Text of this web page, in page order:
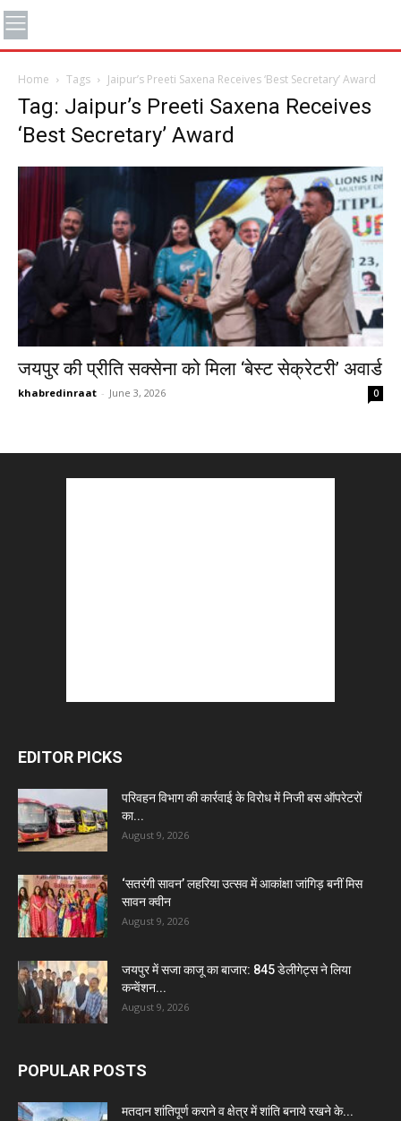
Home Tags Jaipur’s Preeti Saxena Receives ‘Best Secretary’ Award
Tag: Jaipur’s Preeti Saxena Receives
‘Best Secretary’ Award
जयपुर की प्रीति सक्सेना को मिला ‘बेस्ट सेक्रेटरी’ अवार्ड
khabredinraat - June 3, 2026 0
EDITOR PICKS
परिवहन विभाग की कार्रवाई के विरोध में निजी बस ऑपरेटरों
का...
August 9, 2026
‘सतरंगी सावन’ लहरिया उत्सव में आकांक्षा जांगिड़ बनीं मिस
सावन क्वीन
August 9, 2026
जयपुर में सजा काजू का बाजार: 845 डेलीगेट्स ने लिया
कन्वेंशन...
August 9, 2026
POPULAR POSTS
मतदान शांतिपूर्ण कराने व क्षेत्र में शांति बनाये रखने के...